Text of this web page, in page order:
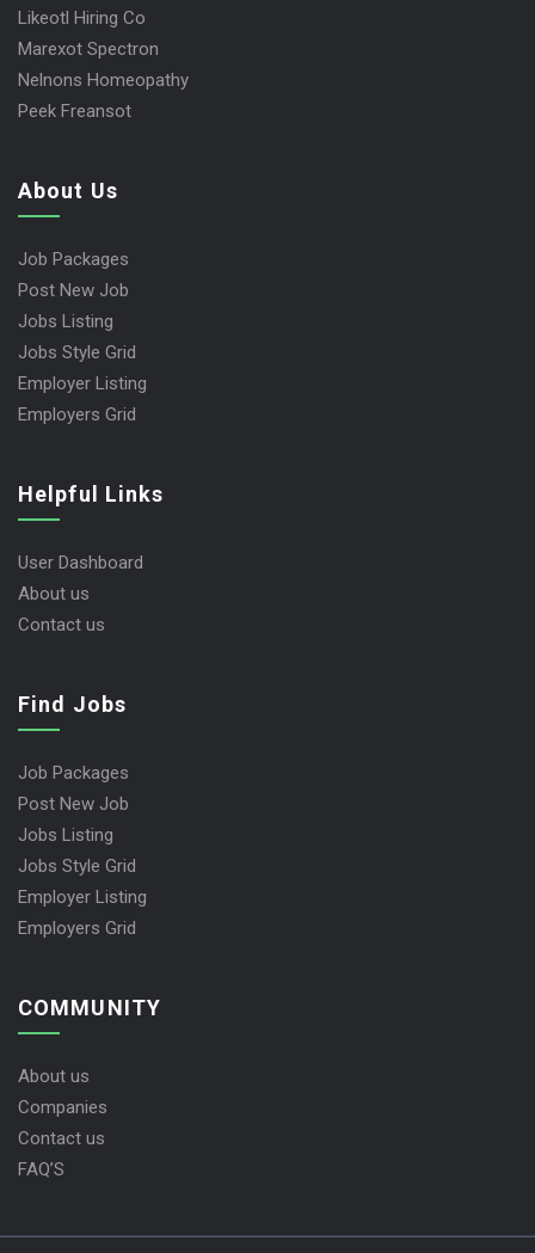
Likeotl Hiring Co
Marexot Spectron
Nelnons Homeopathy
Peek Freansot
About Us
Job Packages
Post New Job
Jobs Listing
Jobs Style Grid
Employer Listing
Employers Grid
Helpful Links
User Dashboard
About us
Contact us
Find Jobs
Job Packages
Post New Job
Jobs Listing
Jobs Style Grid
Employer Listing
Employers Grid
COMMUNITY
About us
Companies
Contact us
FAQ’S